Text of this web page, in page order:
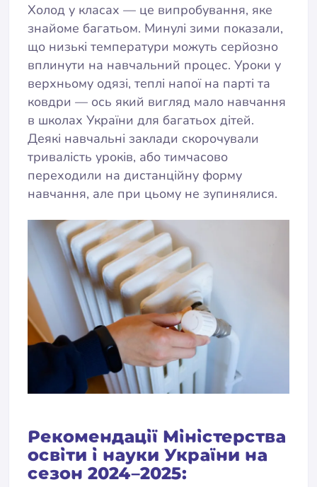
Холод у класах — це випробування, яке
знайоме багатьом. Минулі зими показали,
що низькі температури можуть серйозно
вплинути на навчальний процес. Уроки у
верхньому одязі, теплі напої на парті та
ковдри — ось який вигляд мало навчання
в школах України для багатьох дітей.
Деякі навчальні заклади скорочували
тривалість уроків, або тимчасово
переходили на дистанційну форму
навчання, але при цьому не зупинялися.
Рекомендації Міністерства
освіти і науки України на
сезон 2024–2025: